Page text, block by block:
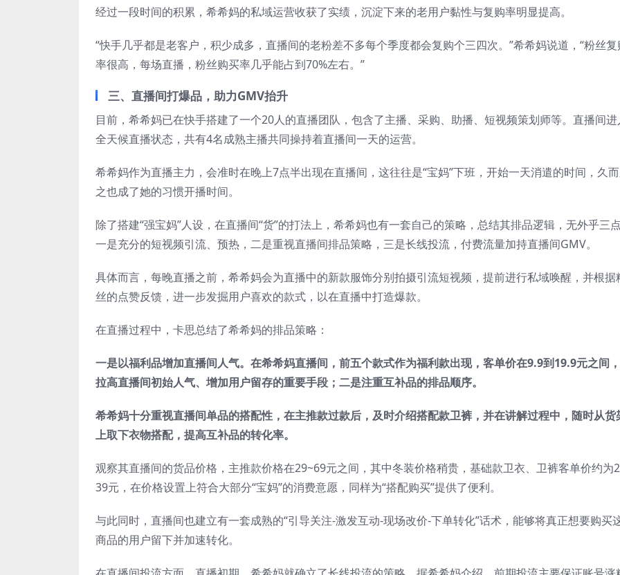
经过一段时间的积累，希希妈的私域运营收获了实绩，沉淀下来的老用户黏性与复购率明显提高。
“快手几乎都是老客户，积少成多，直播间的老粉差不多每个季度都会复购个三四次。”希希妈说道，“粉丝复
率很高，每场直播，粉丝购买率几乎能占到70%左右。”
三、直播间打爆品，助力GMV抬升
目前，希希妈已在快手搭建了一个20人的直播团队，包含了主播、采购、助播、短视频策划师等。直播间进
全天候直播状态，共有4名成熟主播共同操持着直播间一天的运营。
希希妈作为直播主力，会准时在晚上7点半出现在直播间，这往往是“宝妈”下班，开始一天消遣的时间，久
之也成了她的习惯开播时间。
除了搭建“强宝妈”人设，在直播间“货”的打法上，希希妈也有一套自己的策略，总结其排品逻辑，无外乎三点
一是充分的短视频引流、预热，二是重视直播间排品策略，三是长线投流，付费流量加持直播间GMV。
具体而言，每晚直播之前，希希妈会为直播中的新款服饰分别拍摄引流短视频，提前进行私域唤醒，并根据
丝的点赞反馈，进一步发掘用户喜欢的款式，以在直播中打造爆款。
在直播过程中，卡思总结了希希妈的排品策略：
一是以福利品增加直播间人气。在希希妈直播间，前五个款式作为福利款出现，客单价在9.9到19.9元之间
拉高直播间初始人气、增加用户留存的重要手段；二是注重互补品的排品顺序。
希希妈十分重视直播间单品的搭配性，在主推款过款后，及时介绍搭配款卫裤，并在讲解过程中，随时从货
上取下衣物搭配，提高互补品的转化率。
观察其直播间的货品价格，主推款价格在29~69元之间，其中冬装价格稍贵，基础款卫衣、卫裤客单价约为
39元，在价格设置上符合大部分“宝妈”的消费意愿，同样为“搭配购买”提供了便利。
与此同时，直播间也建立有一套成熟的“引导关注-激发互动-现场改价-下单转化”话术，能够将真正想要购买
商品的用户留下并加速转化。